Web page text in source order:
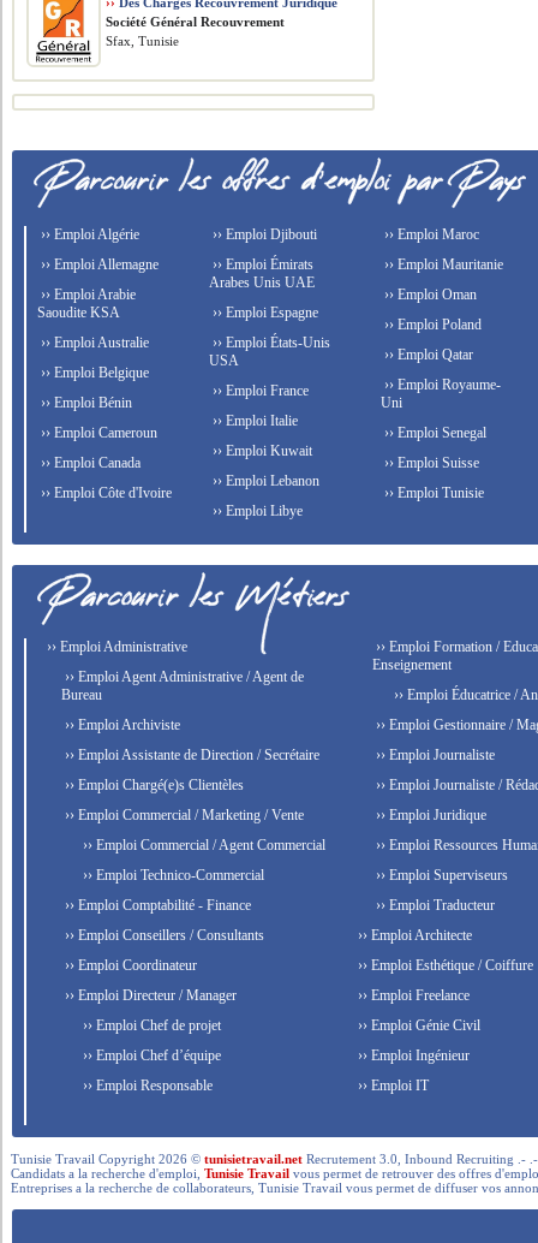
Société Général Recouvrement
Sfax, Tunisie
›› Emploi Algérie
›› Emploi Allemagne
›› Emploi Arabie
Saoudite KSA
›› Emploi Australie
›› Emploi Belgique
›› Emploi Bénin
›› Emploi Cameroun
›› Emploi Canada
›› Emploi Côte d'Ivoire
›› Emploi Djibouti
›› Emploi Émirats
Arabes Unis UAE
›› Emploi Espagne
›› Emploi États-Unis
USA
›› Emploi France
›› Emploi Italie
›› Emploi Kuwait
›› Emploi Lebanon
›› Emploi Libye
›› Emploi Maroc
›› Emploi Mauritanie
›› Emploi Oman
›› Emploi Poland
›› Emploi Qatar
›› Emploi Royaume-
Uni
›› Emploi Senegal
›› Emploi Suisse
›› Emploi Tunisie
›› Emploi Administrative
›› Emploi Agent Administrative / Agent de
Bureau
›› Emploi Archiviste
›› Emploi Assistante de Direction / Secrétaire
›› Emploi Chargé(e)s Clientèles
›› Emploi Commercial / Marketing / Vente
›› Emploi Commercial / Agent Commercial
›› Emploi Technico-Commercial
›› Emploi Comptabilité - Finance
›› Emploi Conseillers / Consultants
›› Emploi Coordinateur
›› Emploi Directeur / Manager
›› Emploi Chef de projet
›› Emploi Chef d’équipe
›› Emploi Responsable
›› Emploi Formation /
Enseignement
›› Emploi Éducatrice /
›› Emploi Gestionnaire /
›› Emploi Journaliste
›› Emploi Journaliste /
›› Emploi Juridique
›› Emploi Ressources
›› Emploi Superviseurs
›› Emploi Traducteur
›› Emploi Architecte
›› Emploi Esthétique / Coiffure
›› Emploi Freelance
›› Emploi Génie Civil
›› Emploi Ingénieur
›› Emploi IT
Tunisie Travail Copyright 2026 ©tunisietravail.net Recrutement 3.0, Inbound Recruiting .-
Candidats a la recherche d'emploi,Tunisie Travail vous permet de retrouver des offres
Entreprises a la recherche de collaborateurs, Tunisie Travail vous permet de diffuser vos